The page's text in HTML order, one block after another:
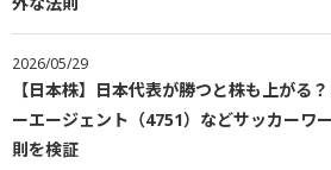
2026/05/29
【日本株】日本代表が勝つと株も上がる
ーエージェント（4751）などサッカーワ
則を検証